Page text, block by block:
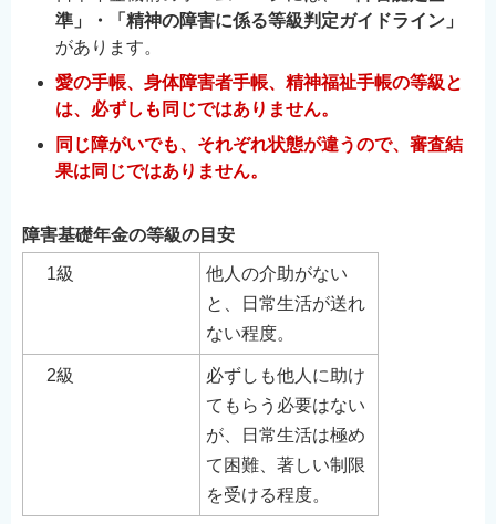
準」・「精神の障害に係る等級判定ガイドライン」
があります。
愛の手帳、身体障害者手帳、精神福祉手帳の等級と
は、必ずしも同じではありません。
同じ障がいでも、それぞれ状態が違うので、審査結
果は同じではありません。
障害基礎年金の等級の目安
1級
他人の介助がない
と、日常生活が送れ
ない程度。
2級
必ずしも他人に助け
てもらう必要はない
が、日常生活は極め
て困難、著しい制限
を受ける程度。